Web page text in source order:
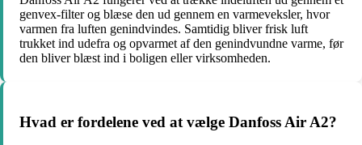
genvex-filter og blæse den ud gennem en varmeveksler, hvor
varmen fra luften genindvindes. Samtidig bliver frisk luft
trukket ind udefra og opvarmet af den genindvundne varme, før
den bliver blæst ind i boligen eller virksomheden.
Hvad er fordelene ved at vælge Danfoss Air A2?